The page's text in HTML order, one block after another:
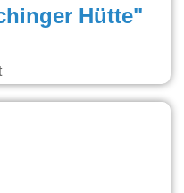
Hütte"